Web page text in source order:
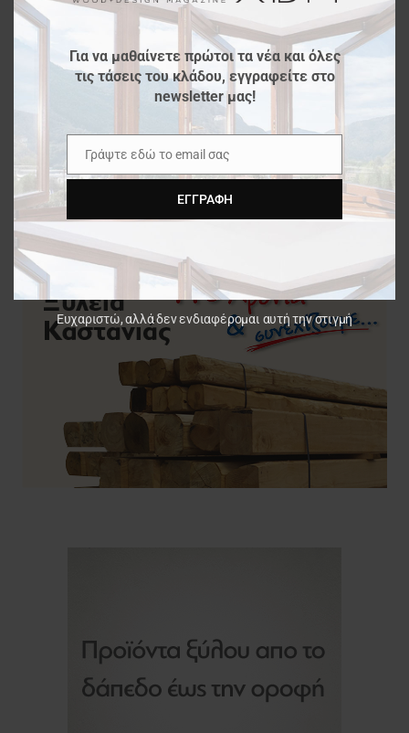
Για να μαθαίνετε πρώτοι τα νέα και όλες
τις τάσεις του κλάδου, εγγραφείτε στο
newsletter μας!
Email
Γράψτε εδώ το email σας
ΕΓΓΡΑΦΉ
Ευχαριστώ, αλλά δεν ενδιαφέρομαι αυτή την στιγμή